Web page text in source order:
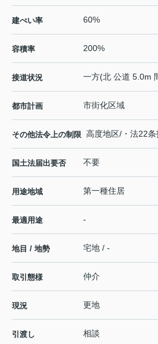
建ぺい率 60%
容積率 200%
接道状況 一方(北 公道 5.0m
都市計画 市街化区域
その他法令上の制限 高度地区/・法22
国土法届出要否 不要
用途地域 第一種住居
最適用途 -
地目 / 地勢 宅地 / -
取引態様 仲介
現況 更地
引渡し 相談